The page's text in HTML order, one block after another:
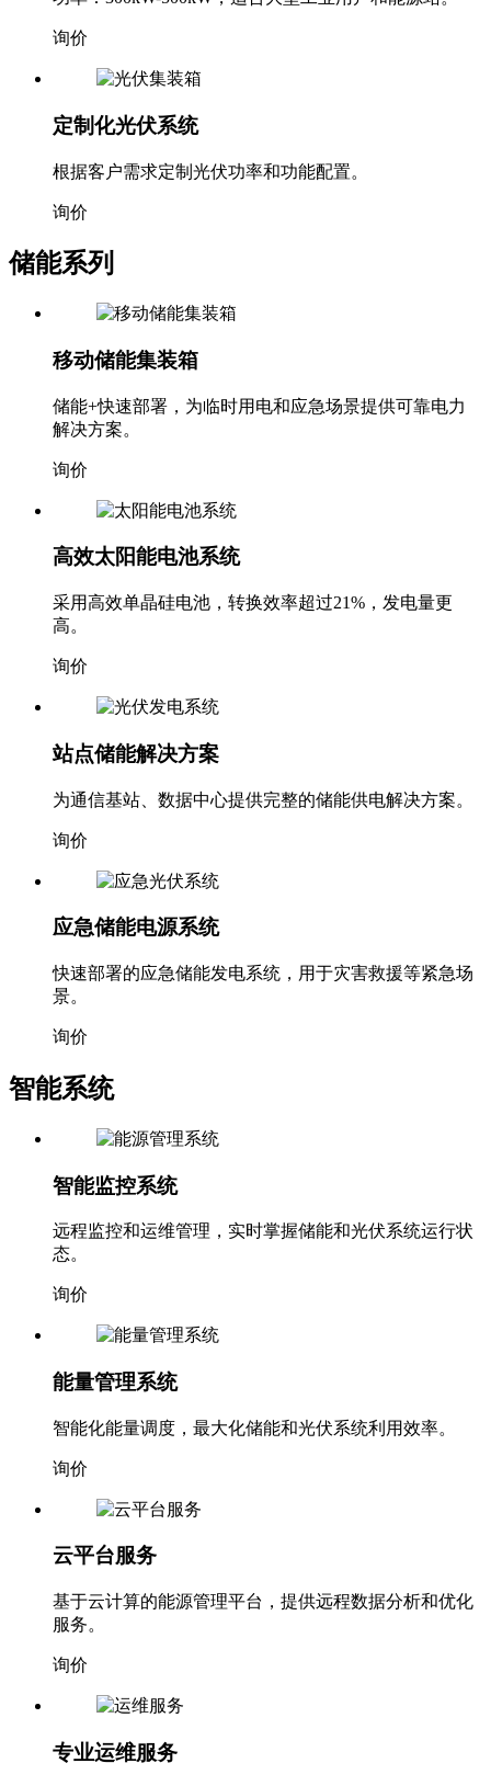
询价
定制化光伏系统
根据客户需求定制光伏功率和功能配置。
询价
储能系列
移动储能集装箱
储能+快速部署，为临时用电和应急场景提供可靠电力
解决方案。
询价
高效太阳能电池系统
采用高效单晶硅电池，转换效率超过21%，发电量更
高。
询价
站点储能解决方案
为通信基站、数据中心提供完整的储能供电解决方案。
询价
应急储能电源系统
快速部署的应急储能发电系统，用于灾害救援等紧急场
景。
询价
智能系统
智能监控系统
远程监控和运维管理，实时掌握储能和光伏系统运行状
态。
询价
能量管理系统
智能化能量调度，最大化储能和光伏系统利用效率。
询价
云平台服务
基于云计算的能源管理平台，提供远程数据分析和优化
服务。
询价
专业运维服务